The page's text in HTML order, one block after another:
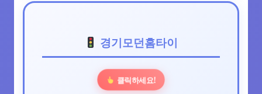
경기모던홈타이
클릭하세요!